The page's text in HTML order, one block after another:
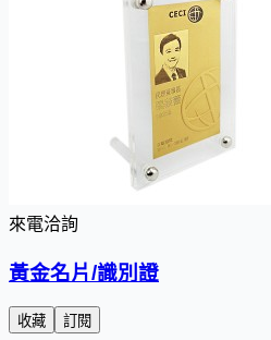
來電洽詢
黃金名片/識別證
收藏 訂閱